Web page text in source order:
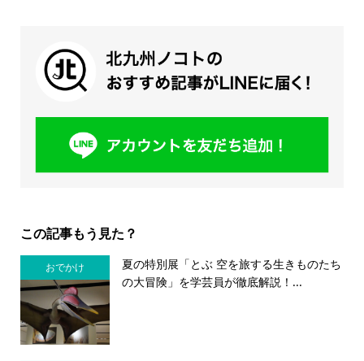
この記事もう見た？
おでかけ
夏の特別展「とぶ 空を旅する生きものたち
の大冒険」を学芸員が徹底解説！...